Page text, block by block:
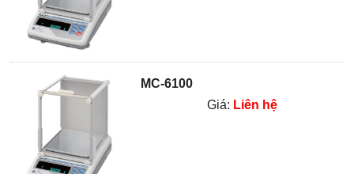
MC-6100
Giá: Liên hệ